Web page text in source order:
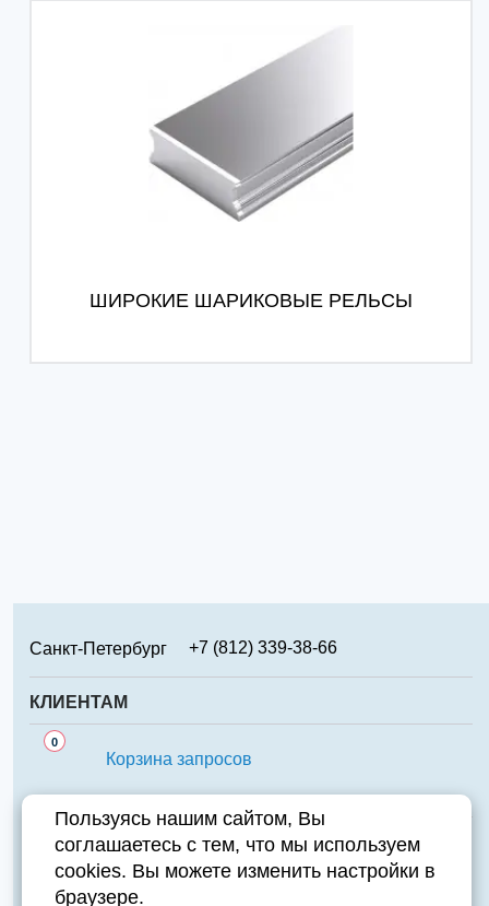
Пользуясь нашим сайтом, Вы
соглашаетесь с тем, что мы используем
cookies. Вы можете изменить настройки в
браузере.
ШИРОКИЕ ШАРИКОВЫЕ РЕЛЬСЫ
Санкт-Петербург
+7 (812) 339-38-66
Москва
+7 (499) 346-65-02
Краснодар
Челябинск
+7 (351) 711-15-87
Екатеринбург
+7 (343) 226-97-23
Самара
КЛИЕНТАМ
Сервис
Аналоги
Контакты
Компания
0
Корзина запросов
Адрес: 196084, Санкт-Петербург, ул. Парковая д.6А